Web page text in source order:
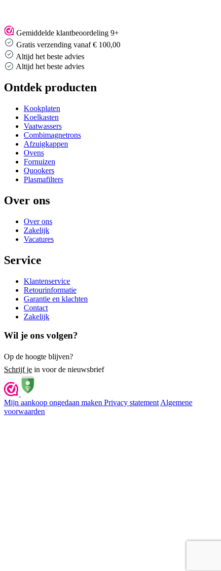
Gemiddelde klantbeoordeling 9+
Gratis verzending vanaf € 100,00
Altijd het beste advies
Altijd het beste advies
Ontdek producten
Kookplaten
Koelkasten
Vaatwassers
Combimagnetrons
Afzuigkappen
Ovens
Fornuizen
Quookers
Plasmafilters
Over ons
Over ons
Zakelijk
Vacatures
Service
Klantenservice
Retourinformatie
Garantie en klachten
Contact
Zakelijk
Wil je ons volgen?
Op de hoogte blijven?
Schrijf je in voor de nieuwsbrief
Mijn aankoop ongedaan maken Privacy statement Algemene
voorwaarden